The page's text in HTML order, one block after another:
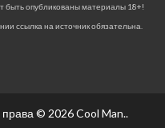
быть опубликованы материалы 18+!
ссылка на источник обязательна.
права © 2026Cool Man..